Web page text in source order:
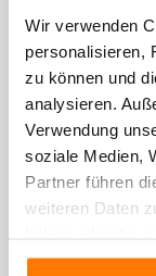
Wir verwenden
personalisieren,
zu können und
analysieren.
Verwendung
soziale Medien,
Partner führen
weiteren Daten
gesammelt
gewünschte
den Trester
Danach
natürlichen
Autoklaven
Nachgärung